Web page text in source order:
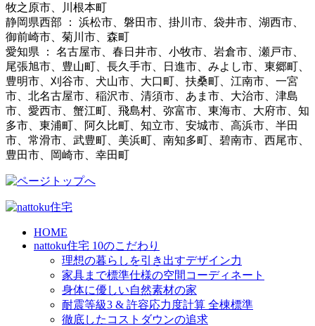
牧之原市、川根本町
静岡県西部 ： 浜松市、磐田市、掛川市、袋井市、湖西市、
御前崎市、菊川市、森町
愛知県 ： 名古屋市、春日井市、小牧市、岩倉市、瀬戸市、
尾張旭市、豊山町、長久手市、日進市、みよし市、東郷町、
豊明市、刈谷市、犬山市、大口町、扶桑町、江南市、一宮
市、北名古屋市、稲沢市、清須市、あま市、大治市、津島
市、愛西市、蟹江町、飛島村、弥富市、東海市、大府市、知
多市、東浦町、阿久比町、知立市、安城市、高浜市、半田
市、常滑市、武豊町、美浜町、南知多町、碧南市、西尾市、
豊田市、岡崎市、幸田町
HOME
nattoku住宅 10のこだわり
理想の暮らしを引き出すデザイン力
家具まで標準仕様の空間コーディネート
身体に優しい自然素材の家
耐震等級3 & 許容応力度計算 全棟標準
徹底したコストダウンの追求